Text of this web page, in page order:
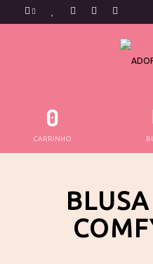
0
CARRINHO